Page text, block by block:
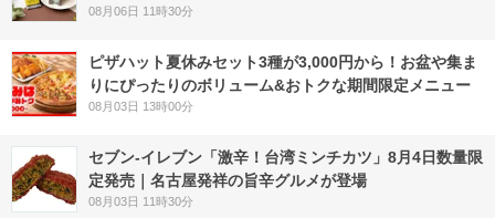
08月06日 11時30分
ピザハット夏休みセット3種が3,000円から！お盆や集ま
りにぴったりのボリューム&おトクな期間限定メニュー
08月03日 13時00分
セブン-イレブン「激辛！台湾ミンチカツ」8月4日数量限
定発売｜名古屋発祥の旨辛グルメが登場
08月03日 11時30分